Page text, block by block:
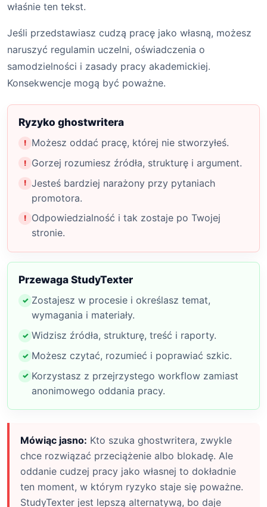
właśnie ten tekst.
Jeśli przedstawiasz cudzą pracę jako własną, możesz
naruszyć regulamin uczelni, oświadczenia o
samodzielności i zasady pracy akademickiej.
Konsekwencje mogą być poważne.
Ryzyko ghostwritera
Możesz oddać pracę, której nie stworzyłeś.
Gorzej rozumiesz źródła, strukturę i argument.
Jesteś bardziej narażony przy pytaniach
promotora.
Odpowiedzialność i tak zostaje po Twojej
stronie.
Przewaga StudyTexter
Zostajesz w procesie i określasz temat,
wymagania i materiały.
Widzisz źródła, strukturę, treść i raporty.
Możesz czytać, rozumieć i poprawiać szkic.
Korzystasz z przejrzystego workflow zamiast
anonimowego oddania pracy.
Mówiąc jasno: Kto szuka ghostwritera, zwykle
chce rozwiązać przeciążenie albo blokadę. Ale
oddanie cudzej pracy jako własnej to dokładnie
ten moment, w którym ryzyko staje się poważne.
StudyTexter jest lepszą alternatywą, bo daje